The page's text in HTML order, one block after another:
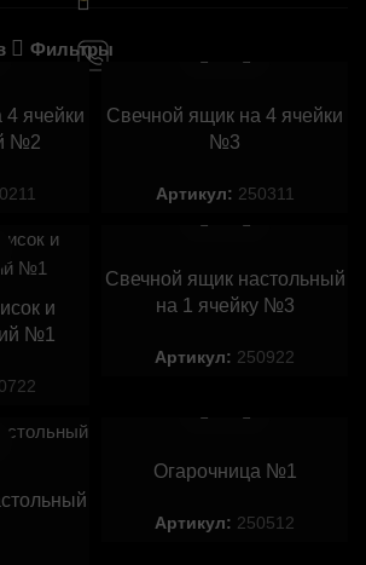
Фильтры
ячейки
№2
Свечной ящик на 4 ячейки
№3
Артикул: 250311
и
№1
Свечной ящик настольный
на 1 ячейку №3
Артикул: 250922
Огарочница №1
Артикул: 250512